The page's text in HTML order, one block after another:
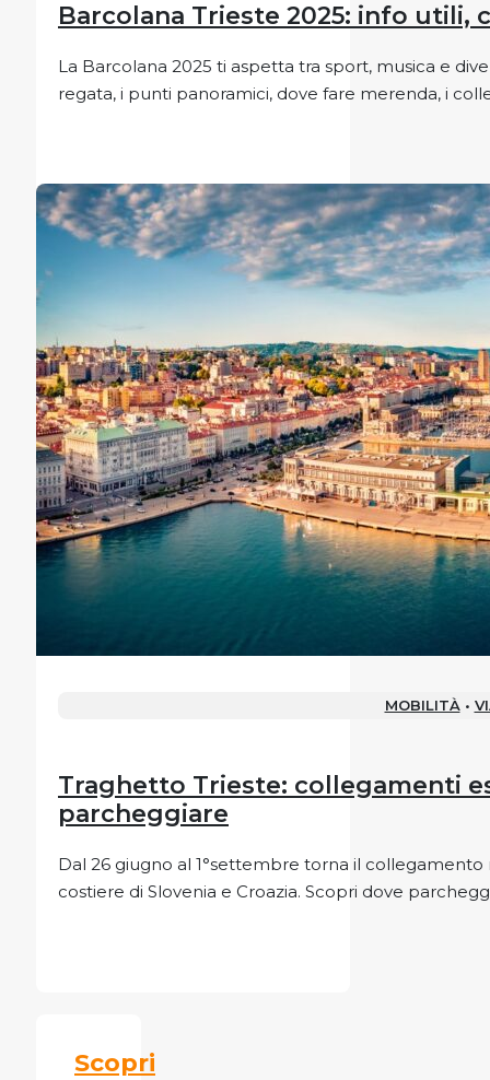
Barcolana Trieste 2025: info utili,
La Barcolana 2025 ti aspetta tra sport, musica e
regata, i punti panoramici, dove fare merenda, i
MOBILITÀ•
Traghetto Trieste: collegamenti
parcheggiare
Dal 26 giugno al 1°settembre torna il
costiere di Slovenia e Croazia. Scopri dove
Scopri